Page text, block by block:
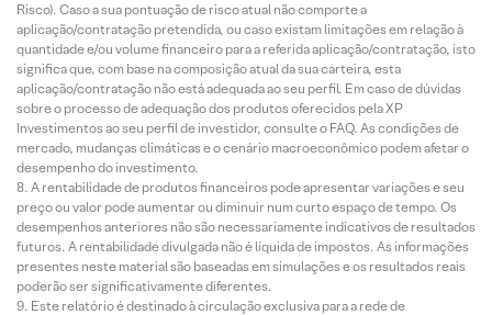
Risco). Caso a sua pontuação de risco atual não comporte a
aplicação/contratação pretendida, ou caso existam limitações em relação à
quantidade e/ou volume financeiro para a referida aplicação/contratação, isto
significa que, com base na composição atual da sua carteira, esta
aplicação/contratação não está adequada ao seu perfil. Em caso de dúvidas
sobre o processo de adequação dos produtos oferecidos pela XP
Investimentos ao seu perfil de investidor, consulte o FAQ. As condições de
mercado, mudanças climáticas e o cenário macroeconômico podem afetar o
desempenho do investimento.
A rentabilidade de produtos financeiros pode apresentar variações e seu
preço ou valor pode aumentar ou diminuir num curto espaço de tempo. Os
desempenhos anteriores não são necessariamente indicativos de resultados
futuros. A rentabilidade divulgada não é líquida de impostos. As informações
presentes neste material são baseadas em simulações e os resultados reais
poderão ser significativamente diferentes.
Este relatório é destinado à circulação exclusiva para a rede de